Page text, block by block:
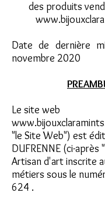
des produits
Date de dernière
novembre 2020
Le site web
"le Site Web") est
DUFRENNE (ci-après
Artisan d'art inscrite
métiers sous le
624 .